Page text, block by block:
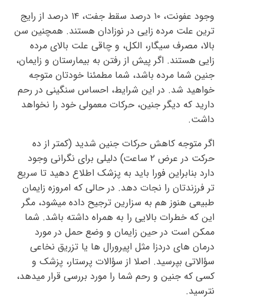
وجود عفونت، ۱۰ درصد سقط جفت، ۱۴ درصد از رایج
ترین علت مرده زایی در نوزادان هستند. همچنین سن
بالا، مصرف سیگار، الکل، و چاقی علت بالای مرده
زایی هستند. اگر پیش از رفتن به بیمارستان و زایمان،
جنین شما مرده باشد، شما مطمئنا خودتان متوجه
خواهید شد. در این شرایط، احساس سنگینی در رحم
دارید که دیگر جنین، حرکات معمولی خود را نخواهد
داشت.
اگر متوجه کاهش حرکات جنین شدید (کمتر از ده
حرکت در عرض ۲ ساعت) دلیلی برای نگرانی وجود
دارد بنابراین فورا باید به پزشک اطلاع دهید تا سریع
تر فرزندتان را نجات دهد. در حالی که امروزه زایمان
طبیعی هنوز هم به سزارین ترجیح داده میشود، مگر
این که خطرات بالایی را به همراه داشته باشد. شما
ممکن است در حین زایمان و وضع حمل در مورد
درمان های دردزا مثل اپیرورال ها یا تزریق نخاعی
سؤالاتی بپرسید. اصلا از سؤالات پرستار، پزشک و
کسی که جنین و رحم شما را مورد بررسی قرار میدهد،
نترسید.